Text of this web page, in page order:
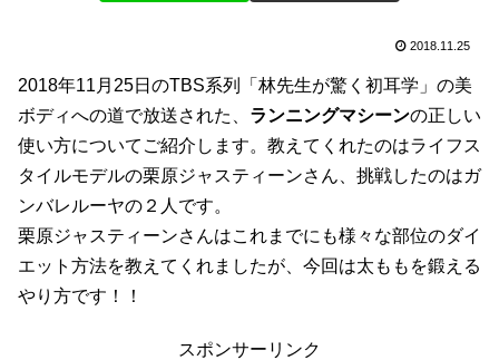
2018.11.25
2018年11月25日のTBS系列「林先生が驚く初耳学」の美
ボディへの道で放送された、 ランニングマシーンの正しい
使い方についてご紹介します。教えてくれたのはライフス
タイルモデルの栗原ジャスティーンさん、挑戦したのはガ
ンバレルーヤの２人です。
栗原ジャスティーンさんはこれまでにも様々な部位のダイ
エット方法を教えてくれましたが、今回は太ももを鍛える
やり方です！！
スポンサーリンク